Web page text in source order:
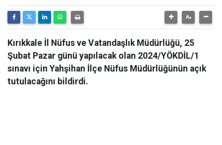
Kırıkkale İl Nüfus ve Vatandaşlık Müdürlüğü, 25
Şubat Pazar günü yapılacak olan 2024/YÖKDİL/1
sınavı için Yahşihan İlçe Nüfus Müdürlüğünün açık
tutulacağını bildirdi.